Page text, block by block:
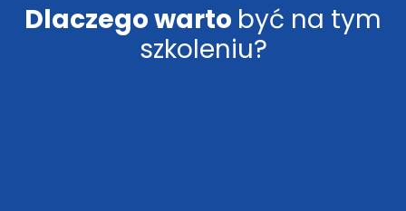
Dlaczego warto być na tym
szkoleniu?